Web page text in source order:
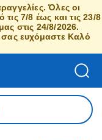
Όλες οι
7/8 έως και τις 23/8
στις 24/8/2026.
σας ευχόμαστε Καλό